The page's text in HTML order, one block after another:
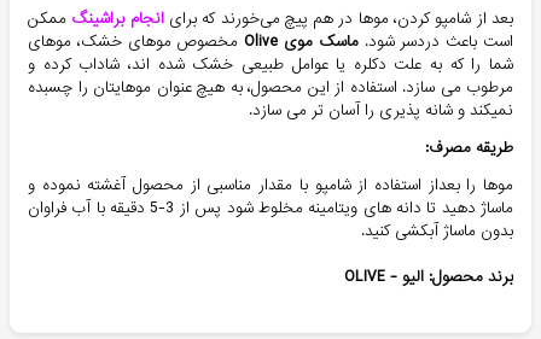
بعد از شامپو کردن، موها در هم پیچ می‌خورند که برایانجام براشینگ ممکن
است باعث دردسر شود.ماسک موی Olive
مخصوص موهای خشک، موهای
شما را که به علت دکلره یا عوامل طبیعی خشک شده اند، شاداب کرده و
مرطوب می سازد. استفاده از این محصول، به هیچ عنوان موهایتان را چسبده
نمیکند و شانه پذیری را آسان تر می سازد.
طریقه مصرف:
موها را بعداز استفاده از شامپو با مقدار مناسبی از محصول آغشته نموده و
ماساژ دهید تا دانه های ویتامینه مخلوط شود پس از 3-5 دقیقه با آب فراوان
بدون ماساژ آبکشی کنید.
برند محصول: الیو - OLIVE